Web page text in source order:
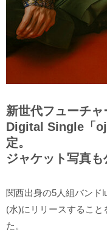
新世代フューチャ
Digital Single「
定。
ジャケット写真も
関西出身の5人組バンド
(水)にリリースするこ
た。